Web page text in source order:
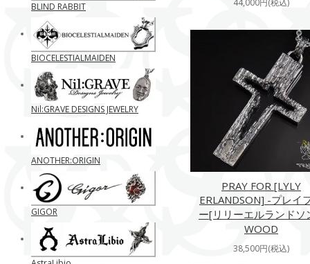
44,000円(税込)
PRAY FOR [LYLY
ERLANDSON] -プレイ
ー[リリーエルランドソ
WOOD
38,500円(税込)
BLIND RABBIT
BIOCELESTIALMAIDEN
Nil:GRAVE DESIGNS JEWELRY
ANOTHER:ORIGIN
GIGOR